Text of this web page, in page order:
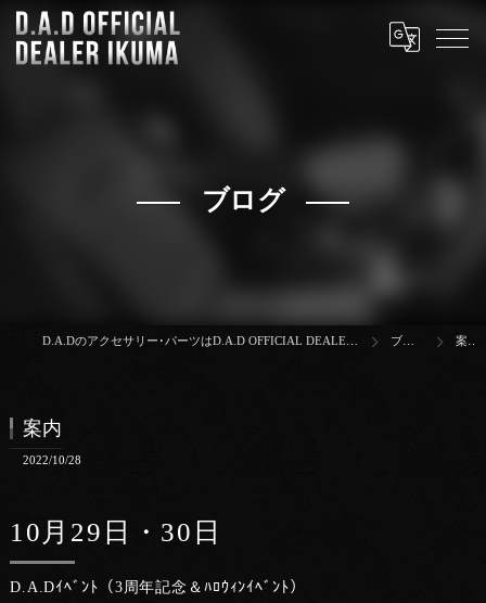
ブログ
D.A.Dのアクセサリー･パーツはD.A.D OFFICIAL DEALER IKUMA ブログ 案内
案内
2022/10/28
D.A.Dｲﾍﾞﾝﾄ（3周年記念＆ﾊﾛｳｨﾝｲﾍﾞﾝﾄ）
10月29日・30日